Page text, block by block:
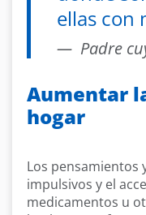
ellas con
Padre
Aumentar
hogar
Los pensamientos
impulsivos y el
medicamentos u